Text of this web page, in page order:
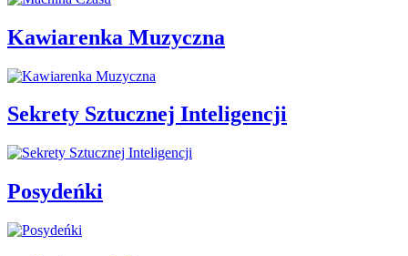
Kawiarenka Muzyczna
Sekrety Sztucznej Inteligencji
Posydeńki